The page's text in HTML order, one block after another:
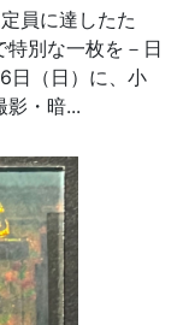
員に達したた
別な一枚を－日
日（日）に、小
影・暗...